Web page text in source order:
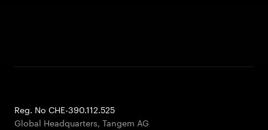
Reg. No CHE-390.112.525
Global Headquarters, Tangem AG